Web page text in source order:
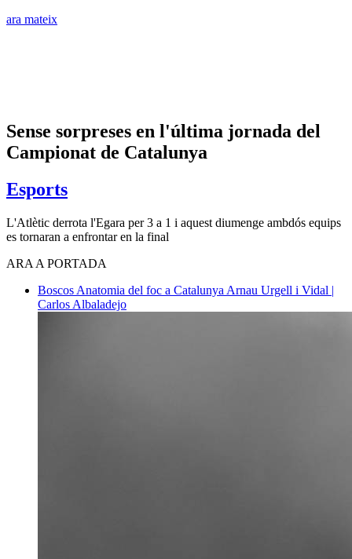
ara mateix
Sense sorpreses en l'última jornada del
Campionat de Catalunya
Esports
L'Atlètic derrota l'Egara per 3 a 1 i aquest diumenge ambdós equips
es tornaran a enfrontar en la final
ARA A PORTADA
Boscos Anatomia del foc a Catalunya Arnau Urgell i Vidal |
Carlos Albaladejo